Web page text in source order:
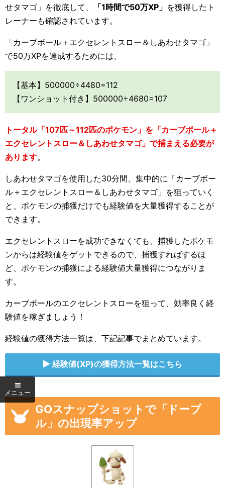
せタマゴ」を徹底して、
「1時間で50万XP」 を獲得したト
レーナーも確認されています。
「カーブボール＋エクセレントスロー＆しあわせタマゴ」
で50万XPを達成するためには、
【基本】500000÷4480=112
【ワンショット付き】500000÷4680=107
トータル「107匹～112匹のポケモン」を「カーブボール＋
エクセレントスロー＆しあわせタマゴ」で捕まえる必要が
あります。
しあわせタマゴを使用した30分間、集中的に「カーブボー
ル＋エクセレントスロー＆しあわせタマゴ」を狙っていく
と、ポケモンの捕獲だけでも経験値を大量獲得することが
できます。
エクセレントスローを成功できなくても、捕獲したポケモ
ンからは経験値をゲットできるので、捕獲すればするほ
ど、ポケモンの捕獲による経験値大量獲得につながりま
す。
カーブボールのエクセレントスローを狙って、効率良く経
験値を稼ぎましょう！
経験値の獲得方法一覧は、下記記事でまとめています。
経験値(XP)の獲得方法一覧はこちら
GOスナップショットで「ドーブ
ル」の出現率アップ